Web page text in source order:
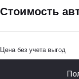
Стоимость
Цена без учета выгод